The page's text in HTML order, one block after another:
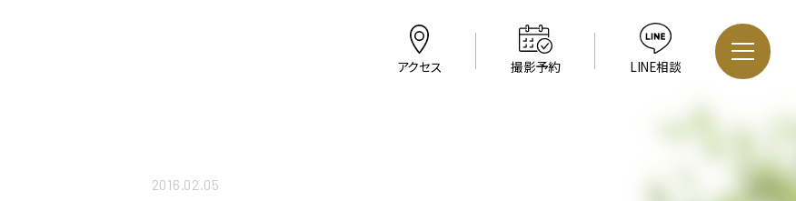
アクセス 撮影予約 LINE相談
2016.02.05